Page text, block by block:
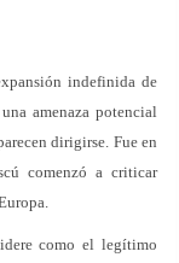
indefinida de
amenaza potencial
dirigirse. Fue en
comenzó a criticar
como el legítimo